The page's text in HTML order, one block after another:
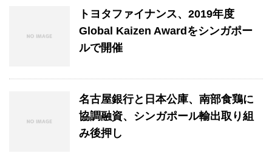
トヨタファイナンス、2019年度
Global Kaizen Awardをシンガポー
ルで開催
名古屋銀行と日本公庫、南部食鶏に
協調融資、シンガポール輸出取り組
み後押し